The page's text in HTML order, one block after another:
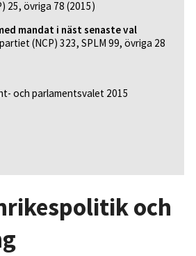
25, övriga 78 (2015)
mandat i näst senaste val
(NCP) 323, SPLM 99, övriga 28
och parlamentsvalet 2015
och